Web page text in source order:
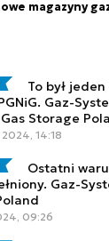
magazyny
To był
Gaz-
Storage
14:18
Ostatni
Gaz-
09:26